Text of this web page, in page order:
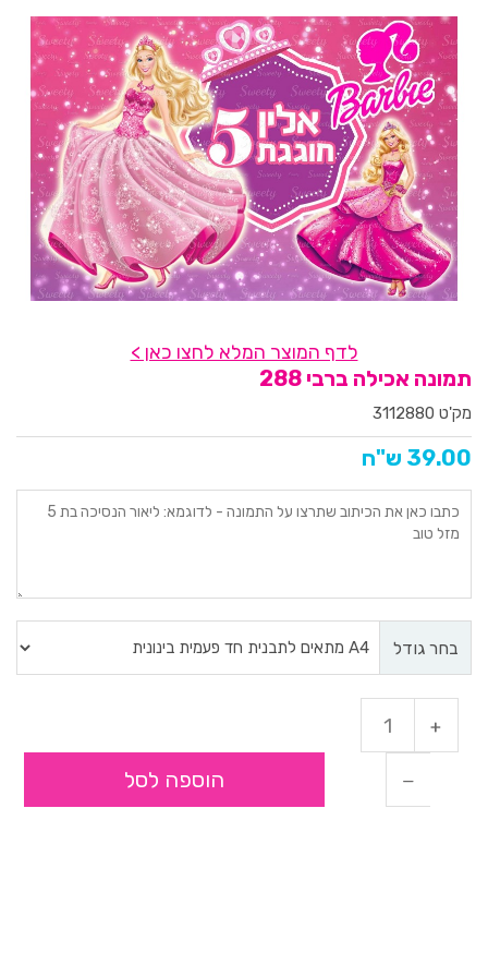
לדף המוצר המלא לחצו כאן >
תמונה אכילה ברבי 288
מק'ט 3112880
39.00 ש"ח
בחר גודל
הוספה לסל